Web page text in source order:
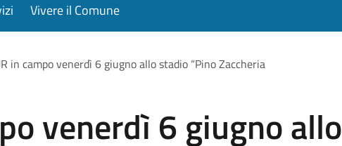
Vivere il Comune
in campo venerdì 6 giugno allo stadio “Pino Zaccheria
venerdì 6 giugno allo